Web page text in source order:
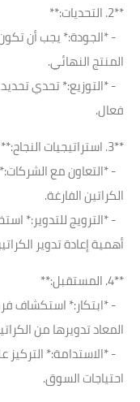
**2. التحديات:**
- *الجودة:* يجب أن
المنتج النهائي.
- *التوزيع:* تحدي
فعال.
**3. استراتيجيات النجاح:**
- *التعاون مع
الكراتين الفارغة.
- *الترويج للتدوير:*
أهمية إعادة تدوير
**4. المستقبل:**
- *ابتكار:* استكشاف
المعاد تدويرها من
- *الاستدامة:* التركيز
احتياجات السوق.